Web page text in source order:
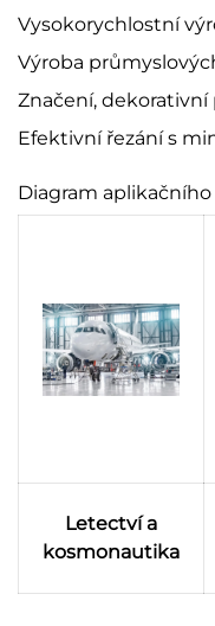
Vysokorychlostní
Výroba
Značení,
Efektivní řezání s
Diagram
Letectví a
kosmonautika